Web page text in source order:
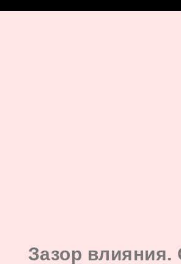
Зазор влияния.